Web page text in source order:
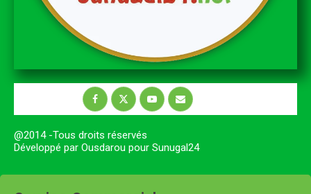
@2014 -Tous droits réservés
Développé par Ousdarou pour Sunugal24